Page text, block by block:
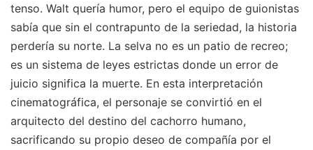
tenso. Walt quería humor, pero el equipo de guionistas
sabía que sin el contrapunto de la seriedad, la historia
perdería su norte. La selva no es un patio de recreo;
es un sistema de leyes estrictas donde un error de
juicio significa la muerte. En esta interpretación
cinematográfica, el personaje se convirtió en el
arquitecto del destino del cachorro humano,
sacrificando su propio deseo de compañía por el